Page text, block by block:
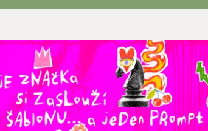
Ukládání a sdělování voleb ochrany osobních údajů.